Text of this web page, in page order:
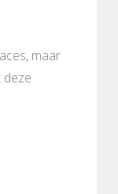
maar
deze